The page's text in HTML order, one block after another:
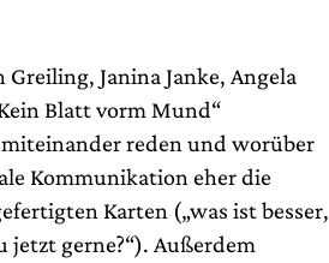
Janina Janke, Angela
Blatt vorm Mund“
reden und worüber
Kommunikation eher die
Karten („was ist besser,
jetzt gerne?“). Außerdem